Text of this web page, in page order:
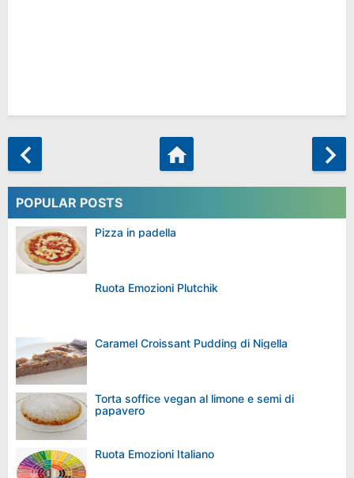
POPULAR POSTS
Pizza in padella
Ruota Emozioni Plutchik
Caramel Croissant Pudding di Nigella
Torta soffice vegan al limone e semi di
papavero
Ruota Emozioni Italiano